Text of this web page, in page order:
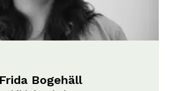
Frida Bogehäll